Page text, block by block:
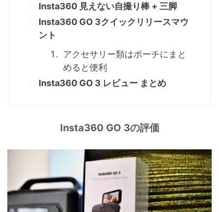
Insta360 見えない自撮り棒 + 三脚
Insta360 GO 3クイックリリースマウ
ント
アクセサリー類はポーチにまと
めると便利
Insta360 GO 3 レビュー まとめ
Insta360 GO 3の評価